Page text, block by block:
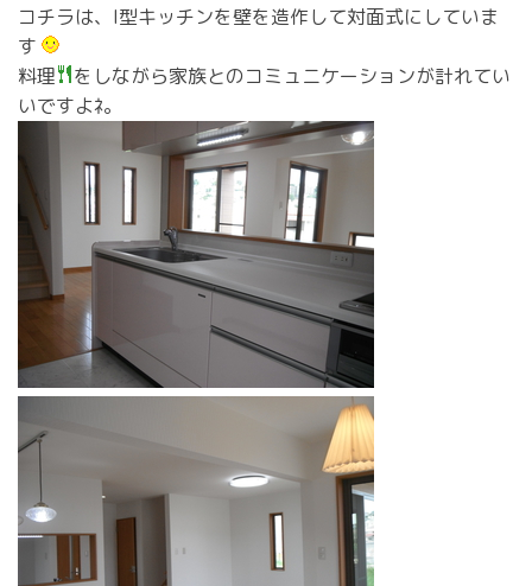
コチラは、I型キッチンを壁を造作して対面式にしていま
す
料理
をしながら家族とのコミュニケーションが計れてい
いですよﾈ。